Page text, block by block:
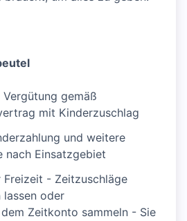
gemäß
mit Kinderzuschlag
und weitere
nach Einsatzgebiet
Freizeit - Zeitzuschläge
lassen oder
Zeitkonto sammeln - Sie